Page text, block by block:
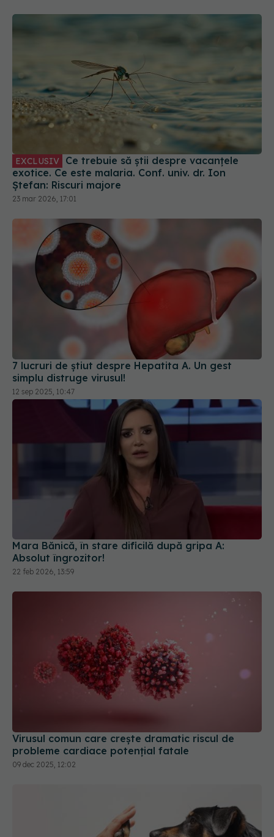
EXCLUSIV
exotice. Ce este malaria. Conf. univ. dr. Ion
Ștefan: Riscuri majore
23 mar 2026, 17:01
7 lucruri de știut despre Hepatita A. Un gest
simplu distruge virusul!
12 sep 2025, 10:47
Mara Bănică, în stare dificilă după gripa A:
Absolut îngrozitor!
22 feb 2026, 13:59
Virusul comun care crește dramatic riscul de
probleme cardiace potențial fatale
09 dec 2025, 12:02